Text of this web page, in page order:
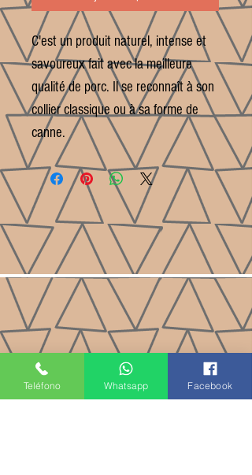
C'est un produit naturel, intense et
savoureux fait avec la meilleure
qualité de porc. Il se reconnaît à son
collier classique ou à sa forme de
canne.
Teléfono Whatsapp Facebook